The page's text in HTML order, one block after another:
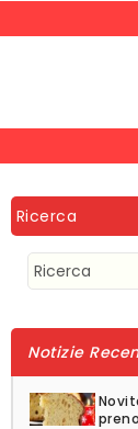
Ricerca
Notizie